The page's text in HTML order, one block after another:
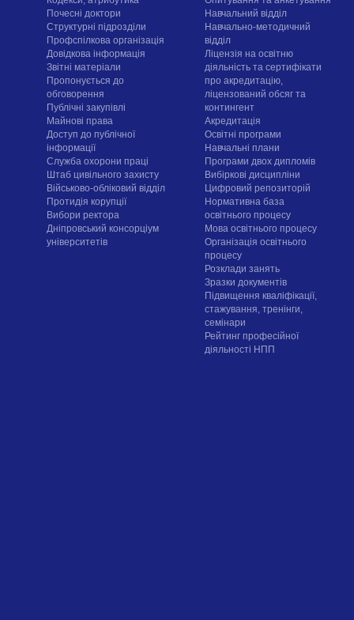
Почесні доктори
Структурні підрозділи
Профспілкова організація
Довідкова інформація
Звітні матеріали
Пропонується до
обговорення
Публічні закупівлі
Майнові права
Доступ до публічної
інформації
Служба охорони праці
Штаб цивільного захисту
Військово-обліковий відділ
Протидія корупції
Вибори ректора
Дніпровський консорціум
університетів
Навчальний відділ
Навчально-методичний
відділ
Ліцензія на освітню
діяльність та сертифікати
про акредитацію,
ліцензований обсяг та
контингент
Акредитація
Освітні програми
Навчальні плани
Програми двох дипломів
Вибіркові дисципліни
Цифровий репозиторій
Нормативна база
освітнього процесу
Мова освітнього процесу
Організація освітнього
процесу
Розклади занять
Зразки документів
Підвищення кваліфікації,
стажування, тренінги,
семінари
Рейтинг професійної
діяльності НПП